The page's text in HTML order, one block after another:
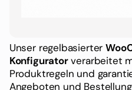
Unser regelbasierter
Konfiguratorverarbeitet
Produktregeln und
Angeboten und